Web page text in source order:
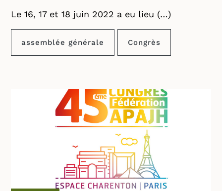
Le 16, 17 et 18 juin 2022 a eu lieu (…)
assemblée générale Congrès